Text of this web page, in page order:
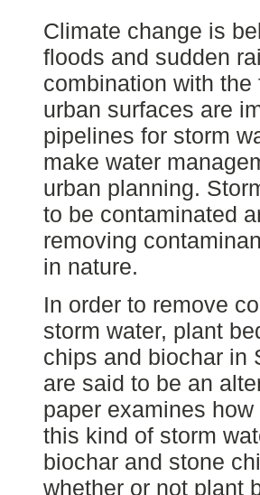
Climate change is
floods and sudden
combination with
urban surfaces are
pipelines for storm
make water
urban planning.
to be contaminated
removing
in nature.
In order to remove
storm water, plant
chips and biochar in
are said to be an
paper examines
this kind of storm
biochar and stone
whether or not plant